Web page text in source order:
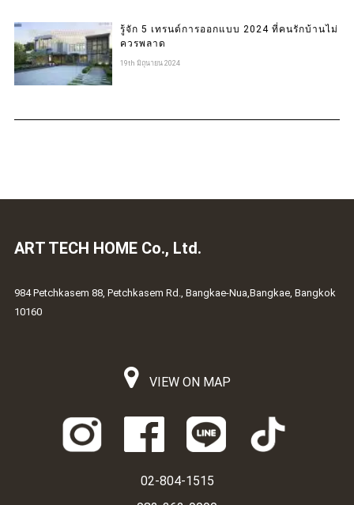
รู้จัก 5 เทรนด์การออกแบบ 2024 ที่คนรักบ้านไม่
ควรพลาด
19th มิถุนายน 2024
ART TECH HOME Co., Ltd.
984 Petchkasem 88, Petchkasem Rd., Bangkae-Nua,Bangkae, Bangkok
10160
VIEW ON MAP
02-804-1515